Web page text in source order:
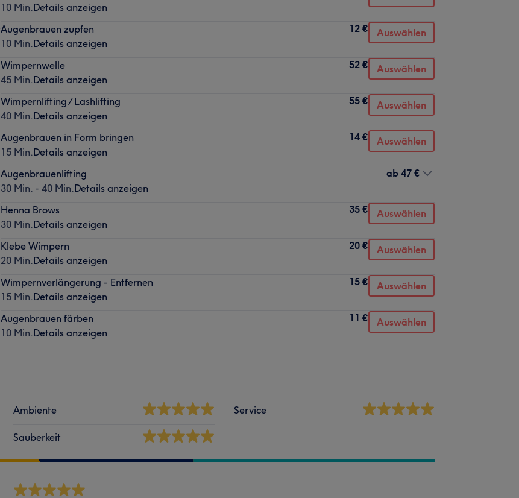
10 Min.Details anzeigen
Augenbrauen zupfen
10 Min.Details anzeigen
12 € Auswählen
Wimpernwelle
45 Min.Details anzeigen
52 € Auswählen
Wimpernlifting / Lashlifting
40 Min.Details anzeigen
55 € Auswählen
Augenbrauen in Form bringen
15 Min.Details anzeigen
14 € Auswählen
Augenbrauenlifting
30 Min. - 40 Min.Details anzeigen
ab 47 €
Henna Brows
30 Min.Details anzeigen
35 € Auswählen
Klebe Wimpern
20 Min.Details anzeigen
20 € Auswählen
Wimpernverlängerung - Entfernen
15 Min.Details anzeigen
15 € Auswählen
Augenbrauen färben
10 Min.Details anzeigen
11 € Auswählen
Ambiente
Sauberkeit
Service